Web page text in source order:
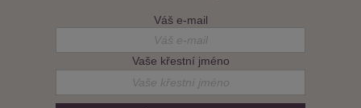
Váš e-mail
Vaše křestní jméno